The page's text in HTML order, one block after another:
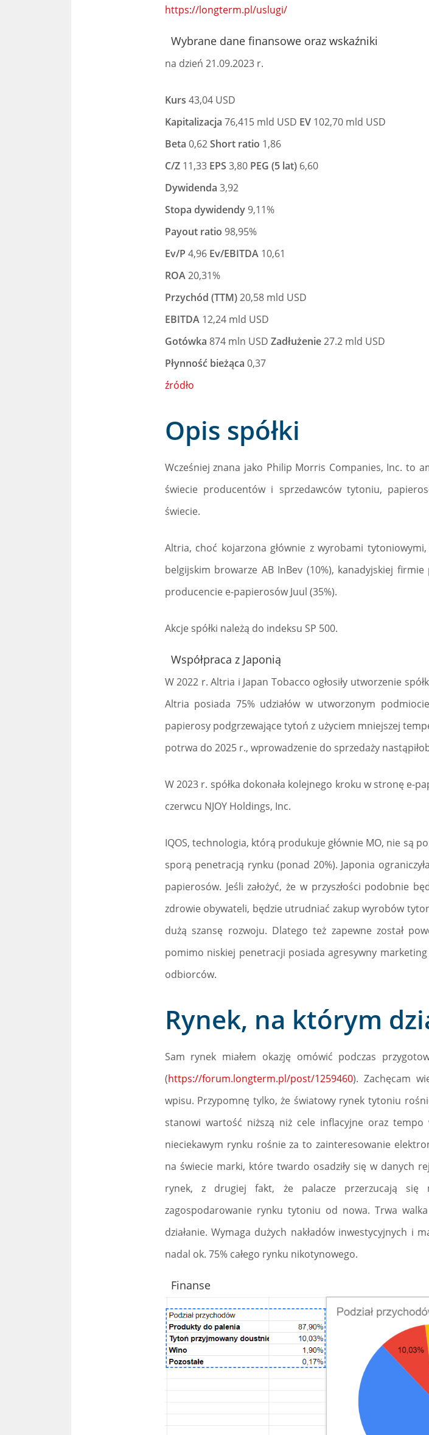
https://longterm.pl/uslugi/
Wybrane dane finansowe oraz wskaźniki
na dzień 21.09.2023 r.
Kurs 43,04 USD
Kapitalizacja 76,415 mld USD EV 102,70 mld USD
Beta 0,62Short ratio 1,86
C/Z 11,33 EPS 3,80 PEG (5 lat) 6,60
Dywidenda 3,92
Stopa dywidendy 9,11%
Payout ratio 98,95%
Ev/P 4,96 Ev/EBITDA 10,61
ROA20,31%
Przychód (TTM)20,58 mld USD
EBITDA 12,24 mld USD
Gotówka 874 mln USD Zadłużenie27.2 mld USD
Płynność bieżąca 0,37
źródło
Opis spółki
Wcześniej znana jako Philip Morris Companies, Inc. to
świecie producentów i sprzedawców tytoniu,
świecie.
Altria, choć kojarzona głównie z wyrobami
belgijskim browarze AB InBev (10%), kanadyjskiej
producencie e-papierosów Juul (35%).
Akcje spółki należą do indeksu SP 500.
Współpraca z Japonią
W 2022 r. Altria i Japan Tobacco ogłosiły utworzenie
Altria posiada 75% udziałów w utworzonym
papierosy podgrzewające tytoń z użyciem mniejszej
potrwa do 2025 r., wprowadzenie do sprzedaży
W 2023 r. spółka dokonała kolejnego kroku w stronę e-
czerwcu NJOY Holdings, Inc.
IQOS, technologia, którą produkuje głównie MO, nie są
sporą penetracją rynku (ponad 20%). Japonia
papierosów. Jeśli założyć, że w przyszłości podobnie
zdrowie obywateli, będzie utrudniać zakup wyrobów
dużą szansę rozwoju. Dlatego też zapewne został
pomimo niskiej penetracji posiada agresywny
odbiorców.
Rynek, na którym
Sam rynek miałem okazję omówić podczas
(https://forum.longterm.pl/post/1259460). Zachęcam
wpisu. Przypomnę tylko, że światowy rynek tytoniu
stanowi wartość niższą niż cele inflacyjne oraz
nieciekawym rynku rośnie za to zainteresowanie
na świecie marki, które twardo osadziły się w danych
rynek, z drugiej fakt, że palacze przerzucają
zagospodarowanie rynku tytoniu od nowa. Trwa
działanie. Wymaga dużych nakładów inwestycyjnych i
nadal ok. 75% całego rynku nikotynowego.
Finanse